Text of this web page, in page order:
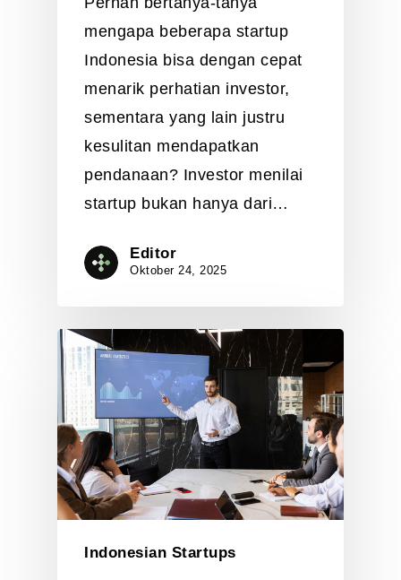
mengapa beberapa startup
Indonesia bisa dengan cepat
menarik perhatian investor,
sementara yang lain justru
kesulitan mendapatkan
pendanaan? Investor menilai
startup bukan hanya dari…
Editor
Oktober 24, 2025
Indonesian Startups